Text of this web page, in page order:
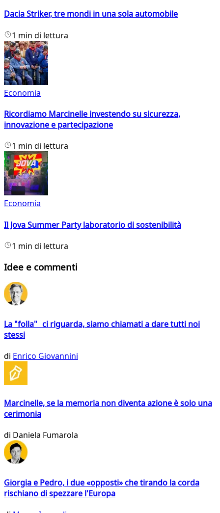
Dacia Striker, tre mondi in una sola automobile
1 min di lettura
Economia
Ricordiamo Marcinelle investendo su sicurezza,
innovazione e partecipazione
1 min di lettura
Economia
Il Jova Summer Party laboratorio di sostenibilità
1 min di lettura
Idee e commenti
La "folla" ci riguarda, siamo chiamati a dare tutti noi
stessi
di Enrico Giovannini
Marcinelle, se la memoria non diventa azione è solo una
cerimonia
di Daniela Fumarola
Giorgia e Pedro, i due «opposti» che tirando la corda
rischiano di spezzare l'Europa